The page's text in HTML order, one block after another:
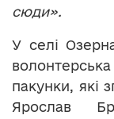
сюди».
У селі
пакунки, які
Ярослав